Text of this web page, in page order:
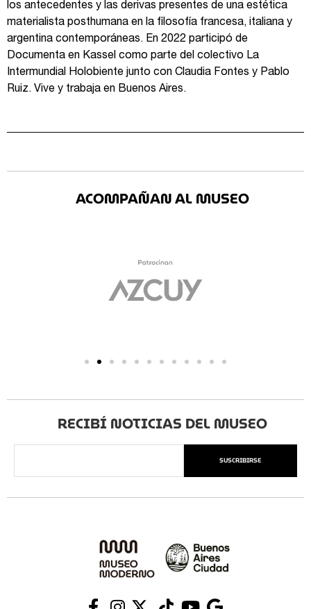
los antecedentes y las derivas presentes de una estética
materialista posthumana en la filosofía francesa, italiana y
argentina contemporáneas. En 2022 participó de
Documenta en Kassel como parte del colectivo La
Intermundial Holobiente junto con Claudia Fontes y Pablo
Ruiz. Vive y trabaja en Buenos Aires.
ACOMPAÑAN AL MUSEO
RECIBÍ NOTICIAS DEL MUSEO
SUSCRIBIRSE